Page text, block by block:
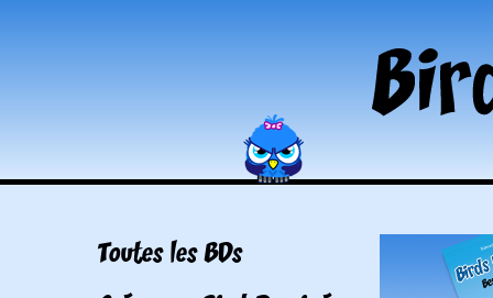
Toutes les BDs